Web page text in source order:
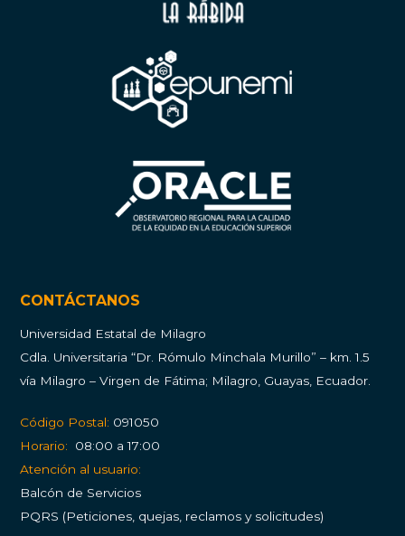
CONTÁCTANOS
Universidad Estatal de Milagro
Cdla. Universitaria “Dr. Rómulo Minchala Murillo” – km. 1.5
vía Milagro – Virgen de Fátima; Milagro, Guayas, Ecuador.
Código Postal: 091050
Horario:
08:00 a 17:00
Atención al usuario:
Balcón de Servicios
PQRS (Peticiones, quejas, reclamos y solicitudes)